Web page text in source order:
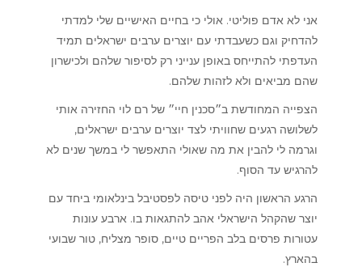
אני לא אדם פוליטי. אולי כי בחיים האישיים שלי למדתי
להדחיק וגם כשעבדתי עם יוצרים ערבים ישראלים תמיד
העדפתי להתייחס באופן ענייני רק לסיפור שלהם ולכישרון
שהם מביאים ולא לזהות שלהם.
הצפייה המחודשת ב״סכנין חיי״ של רם לוי החזירה אותי
לשלושה רגעים שחוויתי לצד יוצרים ערבים ישראלים,
וגרמה לי להבין את מה שאולי התאפשר לי במשך שנים לא
להרגיש עד הסוף.
הרגע הראשון היה לפני טיסה לפסטיבל בינלאומי ביחד עם
יוצר שהקהל הישראלי אהב להתגאות בו. ארבע עונות
עטורות פרסים בלב הפריים טיים, סופר מצליח, טור שבועי
בהארץ.